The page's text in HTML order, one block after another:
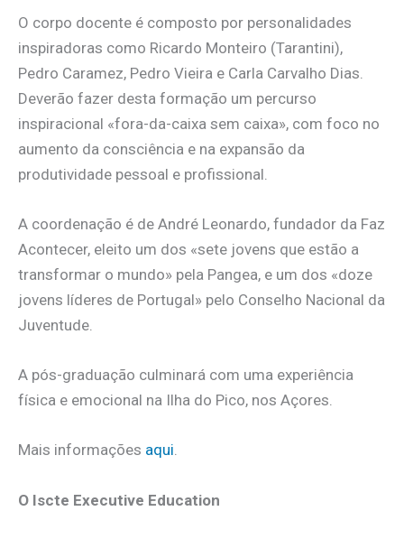
O corpo docente é composto por personalidades
inspiradoras como Ricardo Monteiro (Tarantini),
Pedro Caramez, Pedro Vieira e Carla Carvalho Dias.
Deverão fazer desta formação um percurso
inspiracional «fora-da-caixa sem caixa», com foco no
aumento da consciência e na expansão da
produtividade pessoal e profissional.
A coordenação é de André Leonardo, fundador da Faz
Acontecer, eleito um dos «sete jovens que estão a
transformar o mundo» pela Pangea, e um dos «doze
jovens líderes de Portugal» pelo Conselho Nacional da
Juventude.
A pós-graduação culminará com uma experiência
física e emocional na Ilha do Pico, nos Açores.
Mais informações aqui.
O Iscte Executive Education